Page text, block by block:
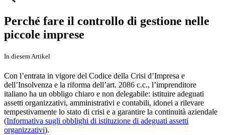
Perché fare il controllo di gestione nelle
piccole imprese
In diesem Artikel
Con l’entrata in vigore del Codice della Crisi d’Impresa e
dell’Insolvenza e la riforma dell’art. 2086 c.c., l’imprenditore
italiano ha un obbligo chiaro e non delegabile: istituire adeguati
assetti organizzativi, amministrativi e contabili, idonei a rilevare
tempestivamente lo stato di crisi e a garantire la continuità aziendale
(Informativa sugli obblighi di istituzione di adeguati assetti
organizzativi).